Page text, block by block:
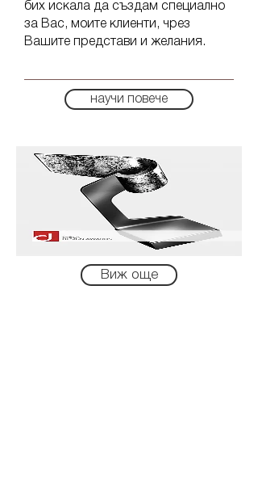
бих искала да създам специално
за Вас, моите клиенти, чрез
Вашите представи и желания.
научи повече
Виж още